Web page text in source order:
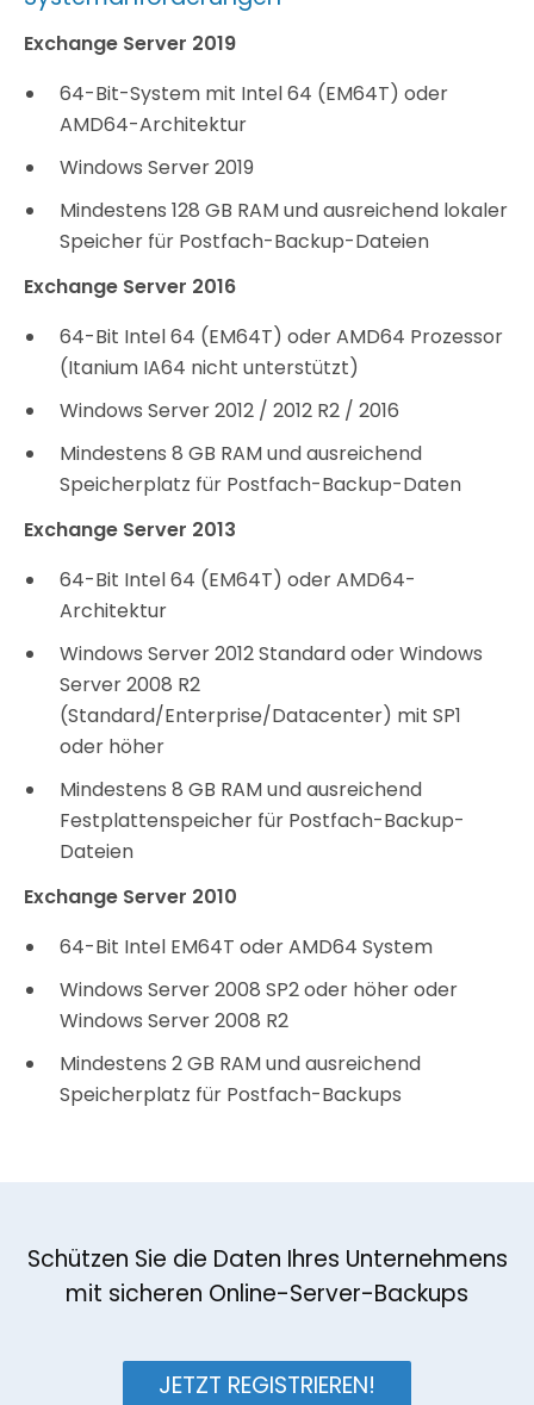
Exchange Server 2019
64-Bit-System mit Intel 64 (EM64T) oder
AMD64-Architektur
Windows Server 2019
Mindestens 128 GB RAM und ausreichend lokaler
Speicher für Postfach-Backup-Dateien
Exchange Server 2016
64-Bit Intel 64 (EM64T) oder AMD64 Prozessor
(Itanium IA64 nicht unterstützt)
Windows Server 2012 / 2012 R2 / 2016
Mindestens 8 GB RAM und ausreichend
Speicherplatz für Postfach-Backup-Daten
Exchange Server 2013
64-Bit Intel 64 (EM64T) oder AMD64-
Architektur
Windows Server 2012 Standard oder Windows
Server 2008 R2
(Standard/Enterprise/Datacenter) mit SP1
oder höher
Mindestens 8 GB RAM und ausreichend
Festplattenspeicher für Postfach-Backup-
Dateien
Exchange Server 2010
64-Bit Intel EM64T oder AMD64 System
Windows Server 2008 SP2 oder höher oder
Windows Server 2008 R2
Mindestens 2 GB RAM und ausreichend
Speicherplatz für Postfach-Backups
Schützen Sie die Daten Ihres Unternehmens
mit sicheren Online-Server-Backups
JETZT REGISTRIEREN!